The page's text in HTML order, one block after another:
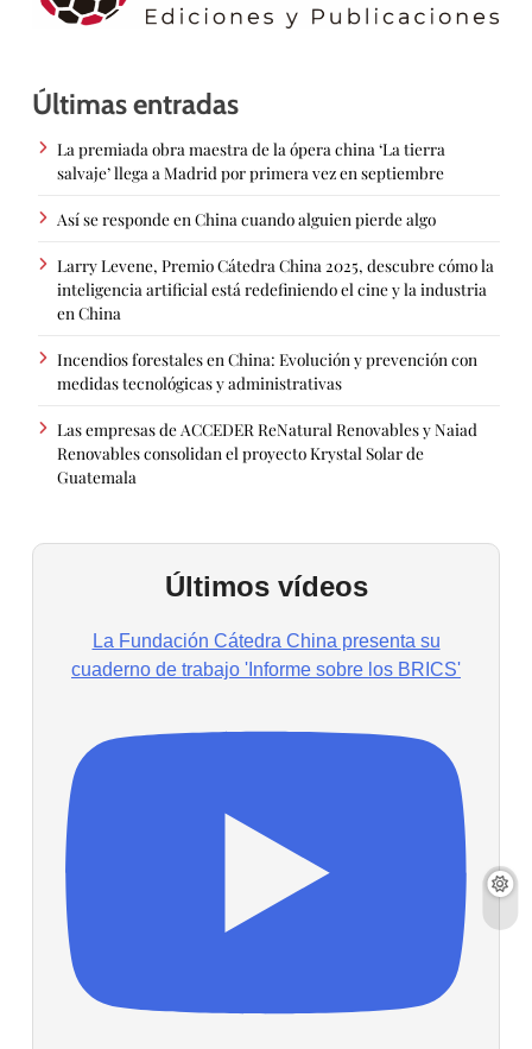
Últimas entradas
La premiada obra maestra de la ópera china ‘La tierra
salvaje’ llega a Madrid por primera vez en septiembre
Así se responde en China cuando alguien pierde algo
Larry Levene, Premio Cátedra China 2025, descubre cómo la
inteligencia artificial está redefiniendo el cine y la industria
en China
Incendios forestales en China: Evolución y prevención con
medidas tecnológicas y administrativas
Las empresas de ACCEDER ReNatural Renovables y Naiad
Renovables consolidan el proyecto Krystal Solar de
Guatemala
Últimos vídeos
La Fundación Cátedra China presenta su
cuaderno de trabajo 'Informe sobre los BRICS'